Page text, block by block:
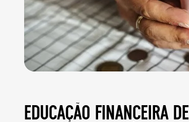
educação financeira